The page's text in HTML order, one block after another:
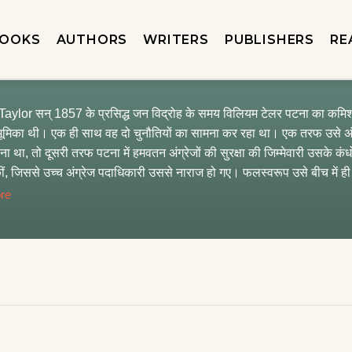
AUTHORS WRITERS PUBLISHERS
सन् 1857 के प्रसिद्ध जन विद्रोह के समय विलियम टेलर पटना का
भूमिका थी। एक ही साथ वह दो चुनौतियों का सामना कर रहा था। एक तरफ उसे
था, तो दूसरी तरफ पटना में हमवतन अंग्रेजों की सुरक्षा की जिम्मेवारी उसके
जिससे उच्च अंग्रेज पदाधिकारी उससे नाराज हो गए। फलस्वरूप उसे बीच में
रहा था। पदमुक्‍त होने के बाद भी विलियम टेलर पटना में बना रहा। इस